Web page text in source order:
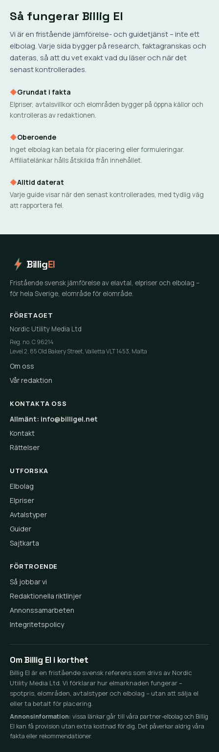
Så fungerar Billig El
Vi är en fristående jämförelse- och guidetjänst – inte ett
elbolag. Varje sida bygger på research, faktagranskas och
dateras, så att du vet exakt vad du läser och när det
senast kontrollerades.
◆Grundat i fakta
Elpriser, avtalsvillkor och elområden bygger på öppna källor och
kontrolleras av redaktionen.
◆Oberoende
Inget elbolag kan betala för placering eller formuleringar.
Affiliatelänkar hålls åtskilda från innehållet.
◆Alltid daterat
Varje guide visar när den senast kontrollerades, med tydlig väg
att rapportera fel.
BilligEl
Fristående svensk jämförelse av elavtal, elpriser och elbolag –
för hela Sverige, elområde för elområde.
FÖRETAGET
Nordic Utility Media Ltd
Reg. no. C 96214
Level 2, 85 Old Bakery Street, Valletta VLT 1453, Malta
Om oss
Vår redaktion
KONTAKTA OSS
Allmänt: info@billigel.net
Kontakt
Rättelser
UTFORSKA
Elbolag
Elpriser
Avtalstyper
Guider
Sajtkarta
FÖRTROENDE
Så jobbar vi
Redaktionella riktlinjer
Annonssamarbeten
Integritetspolicy
Om Billig El i korthet
Billig El är en fristående svensk referens som drivs av Nordic
Utility Media Ltd. Vi förklarar hur elmarknaden fungerar –
spotpris, elområden, avtalstyper och elbolag – utan att sälja el
eller ta betalt för placering.
Annonsinformation: vissa länkar går till våra partner-elbolag och Billig
El kan få provision utan extra kostnad för dig. Det påverkar aldrig våra
fakta eller rekommendationer.